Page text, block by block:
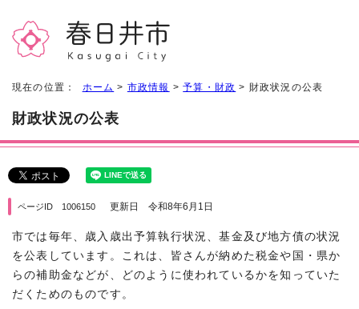
現在の位置： ホーム > 市政情報 >予算・財政 > 財政状況の公表
財政状況の公表
ページID 1006150 更新日 令和8年6月1日
市では毎年、歳入歳出予算執行状況、基金及び地方債の状況
を公表しています。これは、皆さんが納めた税金や国・県か
らの補助金などが、どのように使われているかを知っていた
だくためのものです。